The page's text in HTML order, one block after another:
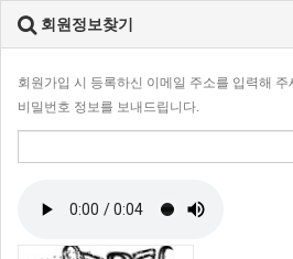
회원정보찾기
회원가입 시 등록하신 이메일 주소를 입력해
비밀번호 정보를 보내드립니다.